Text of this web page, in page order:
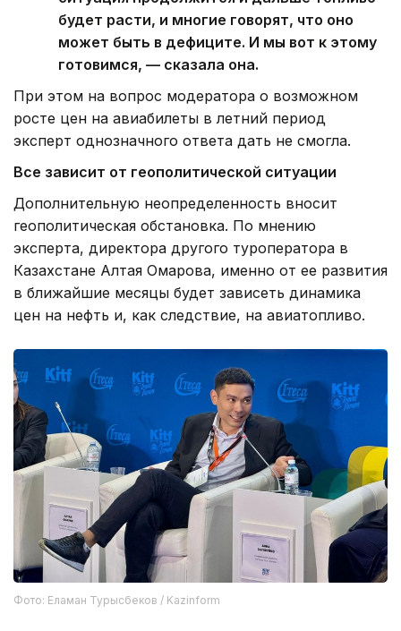
будет расти, и многие говорят, что оно
может быть в дефиците. И мы вот к этому
готовимся, — сказала она.
При этом на вопрос модератора о возможном
росте цен на авиабилеты в летний период
эксперт однозначного ответа дать не смогла.
Все зависит от геополитической ситуации
Дополнительную неопределенность вносит
геополитическая обстановка. По мнению
эксперта, директора другого туроператора в
Казахстане Алтая Омарова, именно от ее развития
в ближайшие месяцы будет зависеть динамика
цен на нефть и, как следствие, на авиатопливо.
Фото: Еламан Турысбеков / Kazinform